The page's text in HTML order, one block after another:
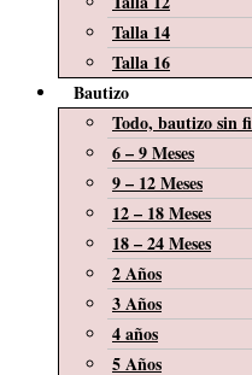
Talla 14
Talla 16
Bautizo
Todo, bautizo sin
6 – 9 Meses
9 – 12 Meses
12 – 18 Meses
18 – 24 Meses
2 Años
3 Años
4 años
5 Años